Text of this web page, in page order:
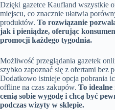
Dzięki gazetce Kaufland wszystkie
miejscu, co znacznie ułatwia
produktów. To rozwiązanie
jak i pieniądze, oferując
promocji każdego tygodnia.
Możliwość przeglądania gazetek
szybko zapoznać się z ofertami bez
Dodatkowo istnieje opcja pobrania
offline na czas zakupów. To
cenią sobie wygodę i chcą być
podczas wizyty w sklepie.